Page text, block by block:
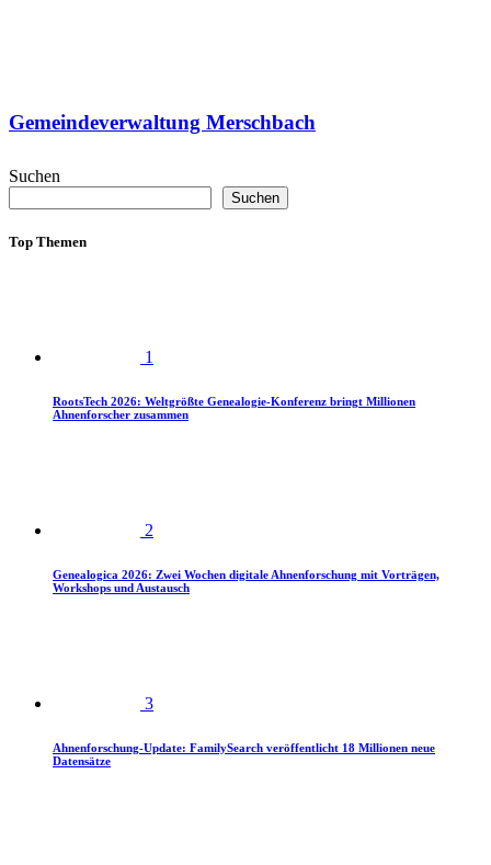
Gemeindeverwaltung Merschbach
Suchen
Suchen
Top Themen
1
RootsTech 2026: Weltgrößte Genealogie-Konferenz bringt Millionen
Ahnenforscher zusammen
2
Genealogica 2026: Zwei Wochen digitale Ahnenforschung mit Vorträgen,
Workshops und Austausch
3
Ahnenforschung-Update: FamilySearch veröffentlicht 18 Millionen neue
Datensätze